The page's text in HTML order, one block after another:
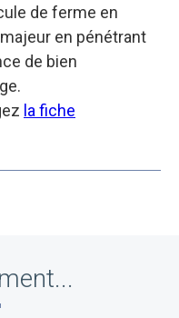
de ferme en
en pénétrant
de bien
la fiche